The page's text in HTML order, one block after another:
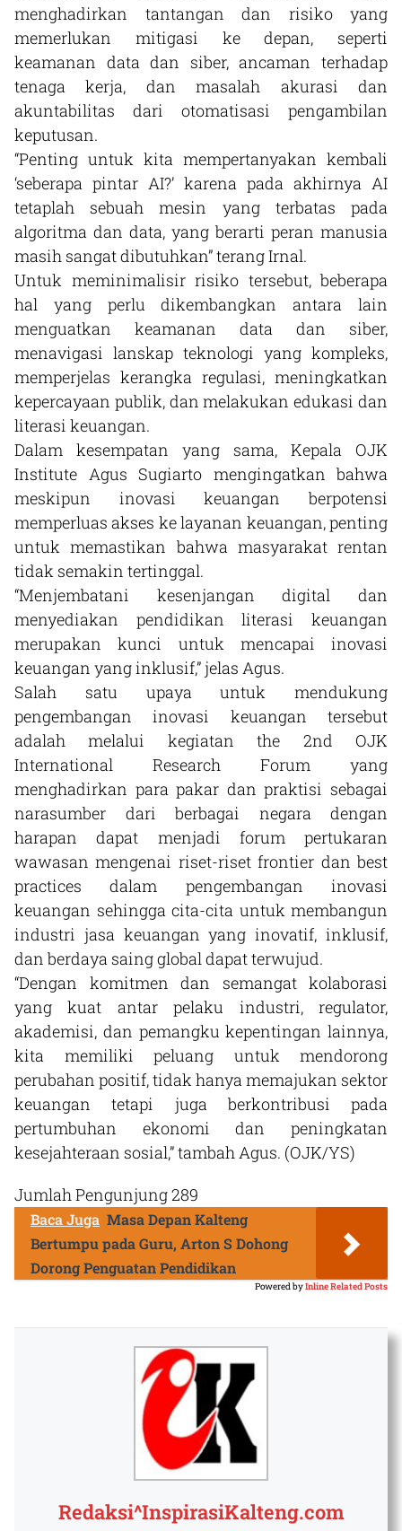
menghadirkan tantangan dan risiko yang
memerlukan mitigasi ke depan, seperti
keamanan data dan siber, ancaman terhadap
tenaga kerja, dan masalah akurasi dan
akuntabilitas dari otomatisasi pengambilan
keputusan.
“Penting untuk kita mempertanyakan kembali
‘seberapa pintar AI?’ karena pada akhirnya AI
tetaplah sebuah mesin yang terbatas pada
algoritma dan data, yang berarti peran manusia
masih sangat dibutuhkan” terang Irnal.
Untuk meminimalisir risiko tersebut, beberapa
hal yang perlu dikembangkan antara lain
menguatkan keamanan data dan siber,
menavigasi lanskap teknologi yang kompleks,
memperjelas kerangka regulasi, meningkatkan
kepercayaan publik, dan melakukan edukasi dan
literasi keuangan.
Dalam kesempatan yang sama, Kepala OJK
Institute Agus Sugiarto mengingatkan bahwa
meskipun inovasi keuangan berpotensi
memperluas akses ke layanan keuangan, penting
untuk memastikan bahwa masyarakat rentan
tidak semakin tertinggal.
“Menjembatani kesenjangan digital dan
menyediakan pendidikan literasi keuangan
merupakan kunci untuk mencapai inovasi
keuangan yang inklusif,” jelas Agus.
Salah satu upaya untuk mendukung
pengembangan inovasi keuangan tersebut
adalah melalui kegiatan the 2nd OJK
International Research Forum yang
menghadirkan para pakar dan praktisi sebagai
narasumber dari berbagai negara dengan
harapan dapat menjadi forum pertukaran
wawasan mengenai riset-riset frontier dan best
practices dalam pengembangan inovasi
keuangan sehingga cita-cita untuk membangun
industri jasa keuangan yang inovatif, inklusif,
dan berdaya saing global dapat terwujud.
“Dengan komitmen dan semangat kolaborasi
yang kuat antar pelaku industri, regulator,
akademisi, dan pemangku kepentingan lainnya,
kita memiliki peluang untuk mendorong
perubahan positif, tidak hanya memajukan sektor
keuangan tetapi juga berkontribusi pada
pertumbuhan ekonomi dan peningkatan
kesejahteraan sosial,” tambah Agus. (OJK/YS)
Jumlah Pengunjung289
Baca Juga Masa Depan Kalteng
Bertumpu pada Guru, Arton S Dohong
Dorong Penguatan Pendidikan
Powered byInline Related Posts
Redaksi^InspirasiKalteng.com